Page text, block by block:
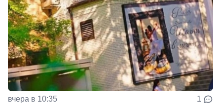
вчера в 10:35 1